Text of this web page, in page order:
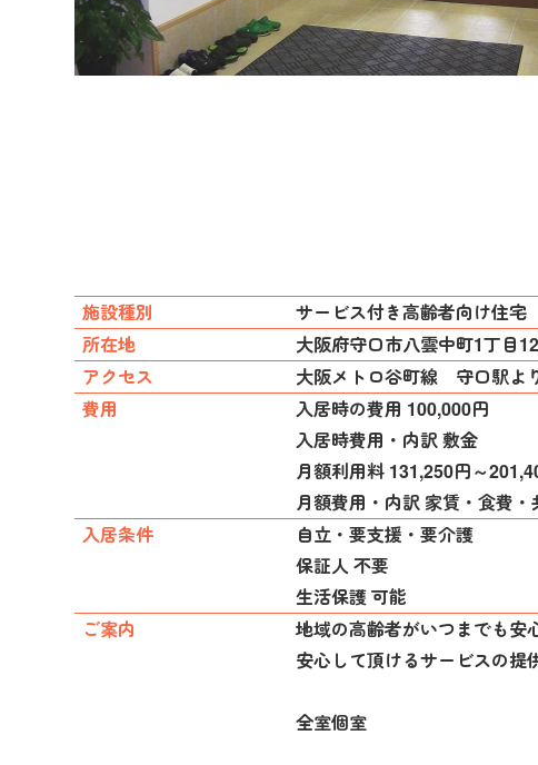
施設種別
サービス付き高齢者向け住宅
所在地
大阪府守口市八雲中町1丁目
アクセス
大阪メトロ谷町線 守口駅よ
費用
入居時の費用 100,000円
入居時費用・内訳 敷金
月額利用料 131,250円～
月額費用・内訳 家賃・食費
入居条件
自立・要支援・要介護
保証人 不要
生活保護 可能
ご案内
地域の高齢者がいつまでも安
安心して頂けるサービスの提
全室個室